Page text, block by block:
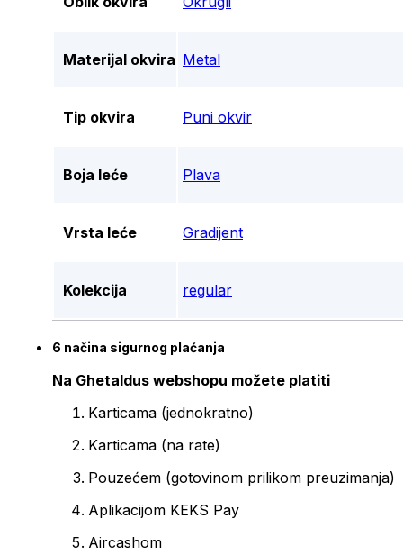
Materijal okvira Metal
Tip okvira Puni okvir
Boja leće Plava
Vrsta leće Gradijent
Kolekcija regular
6 načina sigurnog plaćanja
Na Ghetaldus webshopu možete platiti
Karticama (jednokratno)
Karticama (na rate)
Pouzećem (gotovinom prilikom preuzimanja)
Aplikacijom KEKS Pay
Aircashom